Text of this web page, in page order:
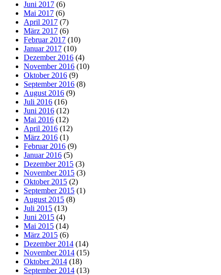
Juni 2017 (6)
Mai 2017 (6)
April 2017 (7)
März 2017 (6)
Februar 2017 (10)
Januar 2017 (10)
Dezember 2016 (4)
November 2016 (10)
Oktober 2016 (9)
September 2016 (8)
August 2016 (9)
Juli 2016 (16)
Juni 2016 (12)
Mai 2016 (12)
April 2016 (12)
März 2016 (1)
Februar 2016 (9)
Januar 2016 (5)
Dezember 2015 (3)
November 2015 (3)
Oktober 2015 (2)
September 2015 (1)
August 2015 (8)
Juli 2015 (13)
Juni 2015 (4)
Mai 2015 (14)
März 2015 (6)
Dezember 2014 (14)
November 2014 (15)
Oktober 2014 (18)
September 2014 (13)